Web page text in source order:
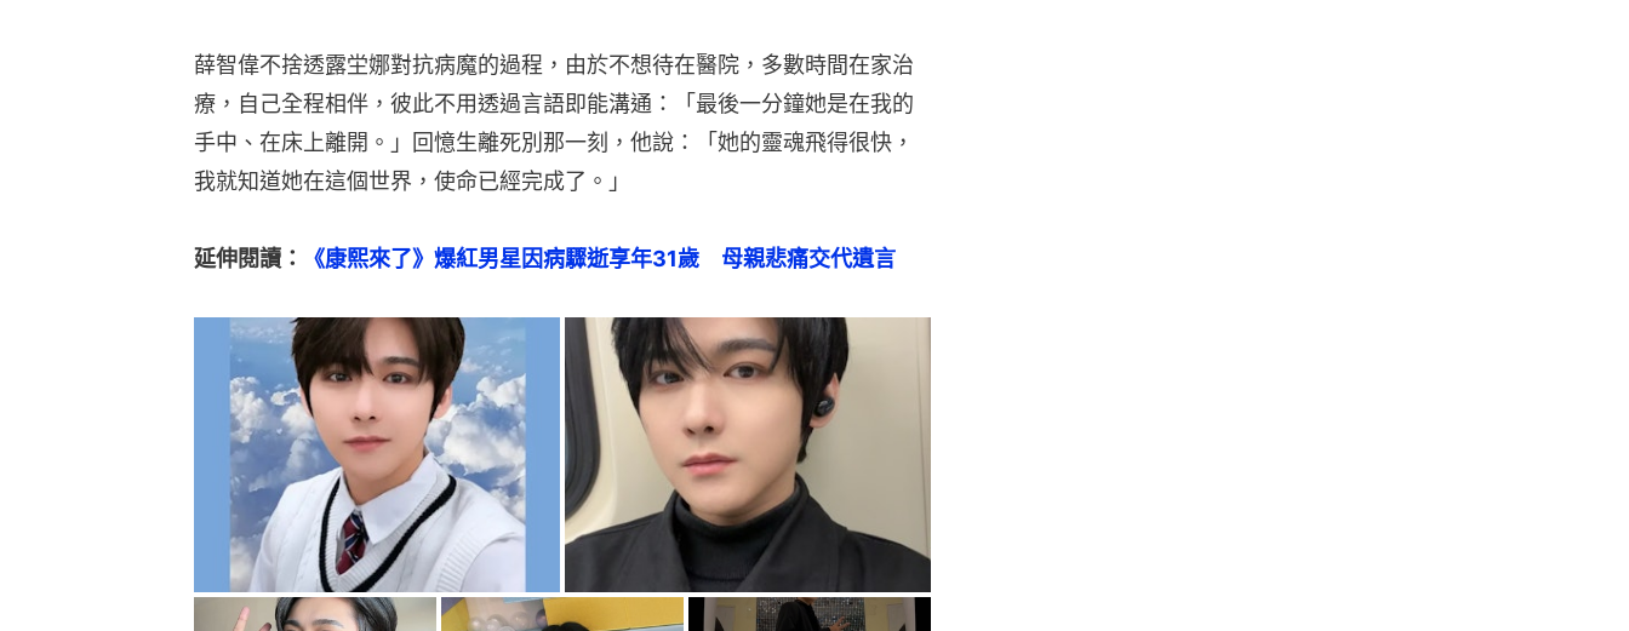
薛智偉不捨透露坣娜對抗病魔的過程，由於不想待在醫院，多數時間在家治
療，自己全程相伴，彼此不用透過言語即能溝通：「最後一分鐘她是在我的
手中、在床上離開。」回憶生離死別那一刻，他說：「她的靈魂飛得很快，
我就知道她在這個世界，使命已經完成了。」
延伸閱讀： 《康熙來了》爆紅男星因病驟逝享年31歲　母親悲痛交代遺言